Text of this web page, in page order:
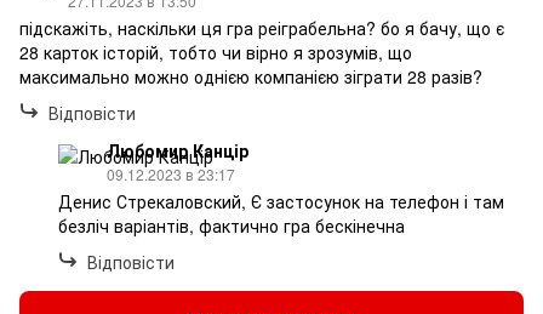
підскажіть, наскільки ця гра реіграбельна? бо я бачу, що є
28 карток історій, тобто чи вірно я зрозумів, що
максимально можно однією компанією зіграти 28 разів?
Відповісти
Любомир Канцір
09.12.2023 в 23:17
Денис Стрекаловский, Є застосунок на телефон і там
безліч варіантів, фактично гра бескінечна
Відповісти